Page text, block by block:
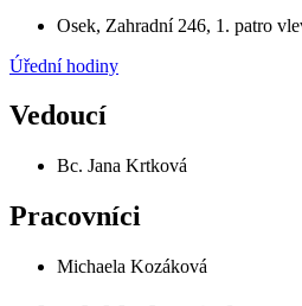
Osek, Zahradní 246, 1. patro
Úřední hodiny
Vedoucí
Bc. Jana Krtková
Pracovníci
Michaela Kozáková